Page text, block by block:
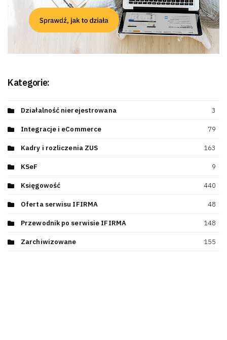
Kategorie:
Działalność nierejestrowana 3
Integracje i eCommerce 79
Kadry i rozliczenia ZUS 163
KSeF 9
Księgowość 440
Oferta serwisu IFIRMA 48
Przewodnik po serwisie IFIRMA 148
Zarchiwizowane 155